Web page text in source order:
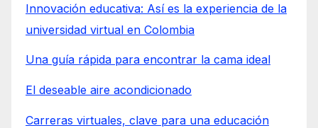
Innovación educativa: Así es la experiencia de la
universidad virtual en Colombia
Una guía rápida para encontrar la cama ideal
El deseable aire acondicionado
Carreras virtuales, clave para una educación